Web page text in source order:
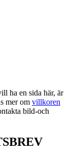
ha en sida här, är
mer om villkoren
bild-och